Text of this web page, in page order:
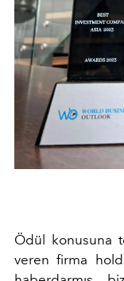
Ödül konusuna
veren firma